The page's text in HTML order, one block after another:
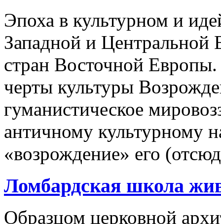
Эпоха в культурном и
Западной и Центральной
стран Восточной
черты культуры
гуманистическое
античному культурному
«возрождение» его
Ломбардская школа
Образцом церковной